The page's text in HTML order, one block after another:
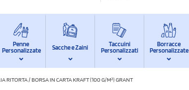
Penne
Personalizzate
Sacche e Zaini
Taccuini
Personalizzati
Borracce
Personalizzate
RITORTA/BORSA IN CARTA KRAFT (100 G/M²) GRANT